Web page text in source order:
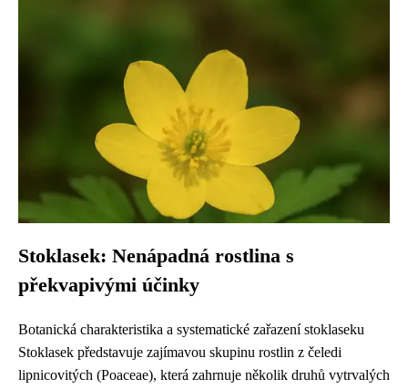
Stoklasek: Nenápadná rostlina s
překvapivými účinky
Botanická charakteristika a systematické zařazení stoklaseku
Stoklasek představuje zajímavou skupinu rostlin z čeledi
lipnicovitých (Poaceae), která zahrnuje několik druhů vytrvalých